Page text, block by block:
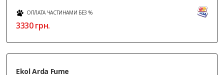
ОПЛАТА ЧАСТИНАМИ БЕЗ %
3330грн.
Ekol Arda Fume